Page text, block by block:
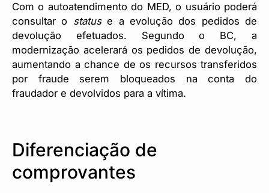
Com o autoatendimento do MED, o usuário poderá
consultar o statuse a evolução dos pedidos de
devolução efetuados. Segundo o BC, a
modernização acelerará os pedidos de devolução,
aumentando a chance de os recursos transferidos
por fraude serem bloqueados na conta do
fraudador e devolvidos para a vítima.
Diferenciação de
comprovantes